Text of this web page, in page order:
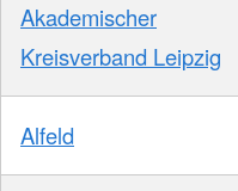
Akademischer
Kreisverband Leipzig
Alfeld